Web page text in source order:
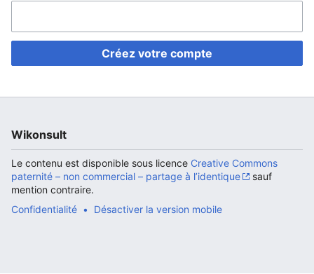
Créez votre compte
Wikonsult
Le contenu est disponible sous licence Creative Commons
paternité – non commercial – partage à l’identique
sauf
mention contraire.
Confidentialité
Désactiver la version mobile